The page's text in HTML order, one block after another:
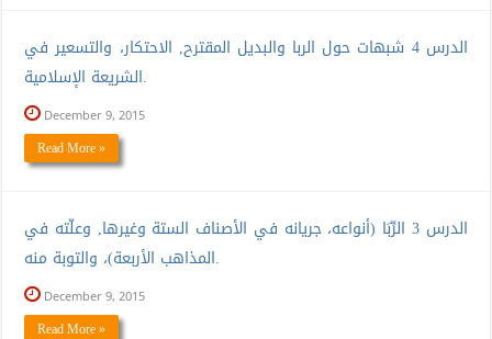
الدرس 4 شبهات حول الربا والبديل المقترح, الاحتكار، والتسعير في
الشريعة الإسلامية.
December 9, 2015
Read More »
الدرس 3 الرِّبَا (أنواعه، جريانه في الأصناف الستة وغيرها, وعلّته في
المذاهب الأربعة)، والتوبة منه.
December 9, 2015
Read More »